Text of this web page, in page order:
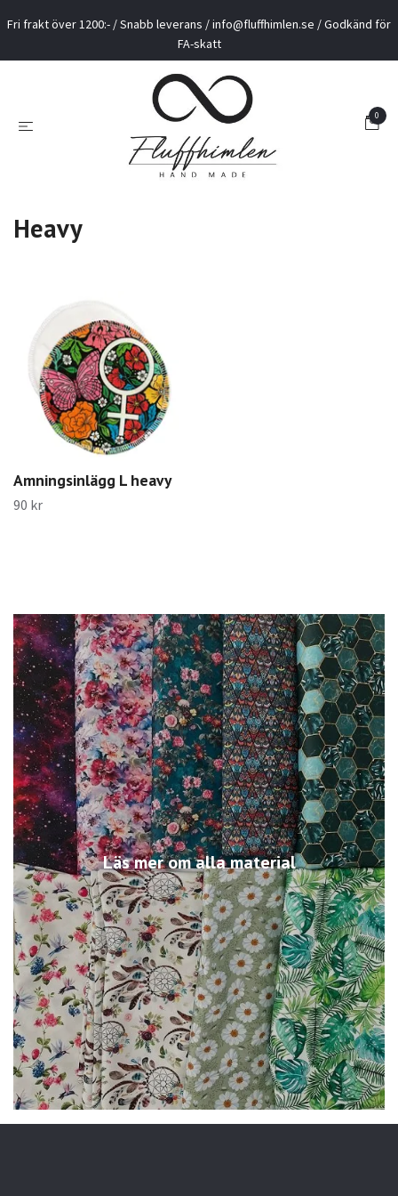
Fri frakt över 1200:- / Snabb leverans /info@fluffhimlen.se / Godkänd för
FA-skatt
0
Läs mer om alla material
Heavy
Amningsinlägg L heavy
90 kr